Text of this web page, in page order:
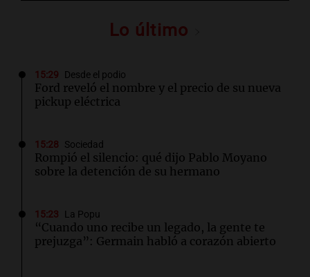
Lo último
15:29 Desde el podio
Ford reveló el nombre y el precio de su nueva
pickup eléctrica
15:28 Sociedad
Rompió el silencio: qué dijo Pablo Moyano
sobre la detención de su hermano
15:23 La Popu
“Cuando uno recibe un legado, la gente te
prejuzga”: Germain habló a corazón abierto